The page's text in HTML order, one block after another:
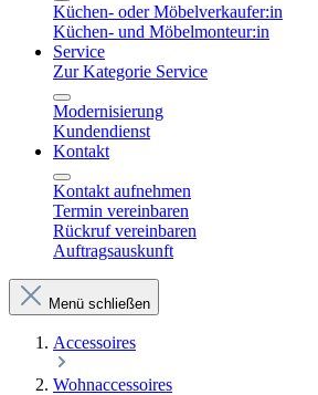
Küchen- oder Möbelverkaufer:in
Küchen- und Möbelmonteur:in
Service
Zur Kategorie Service
Modernisierung
Kundendienst
Kontakt
Kontakt aufnehmen
Termin vereinbaren
Rückruf vereinbaren
Auftragsauskunft
Menü schließen
Accessoires
Wohnaccessoires